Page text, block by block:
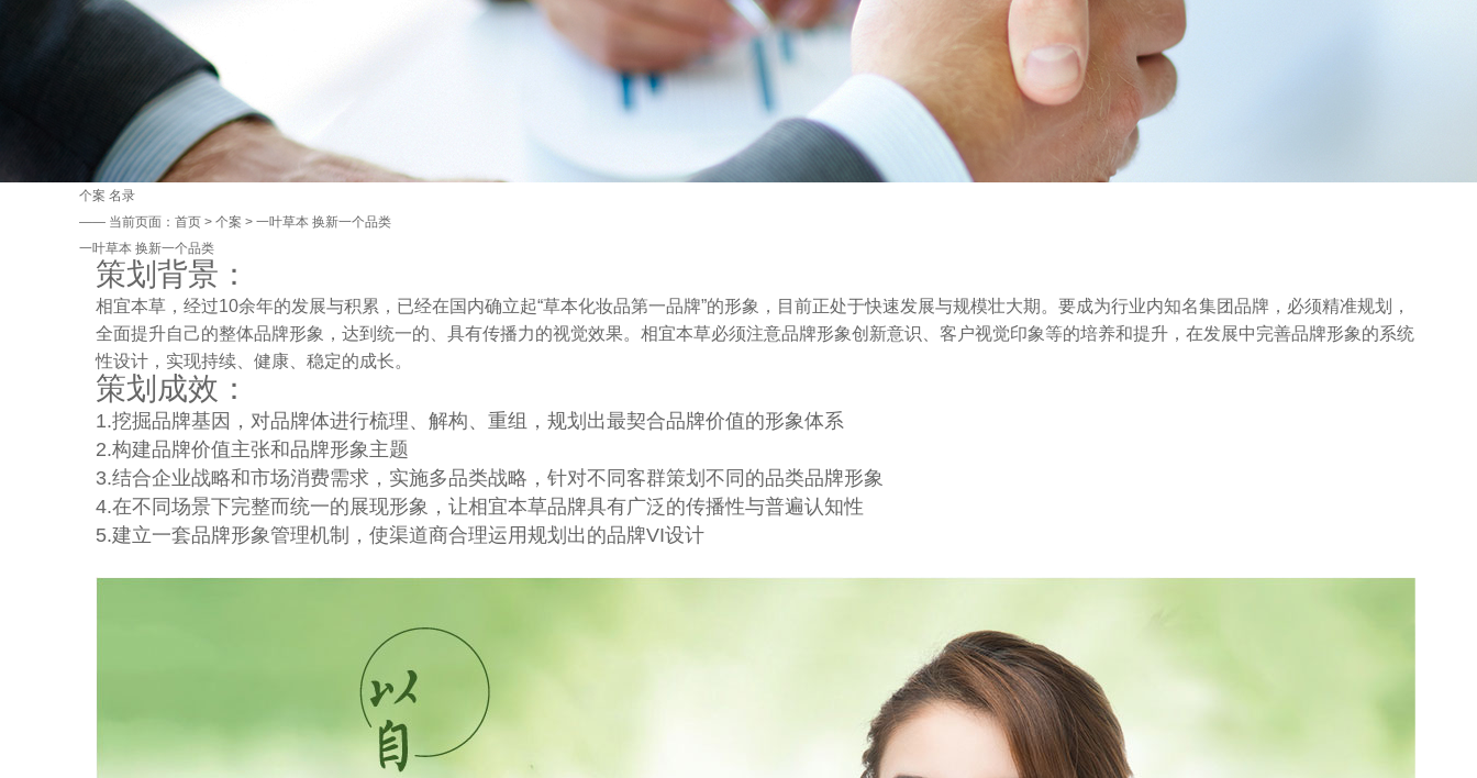
个案 名录
—— 当前页面： 首页 > 个案 > 一叶草本 换新一个品类
一叶草本 换新一个品类
策划背景：
相宜本草，经过10余年的发展与积累，已经在国内确立起“草本化妆品第一品牌”的形象，目前正处于快速发展与规模壮大期。要成为行业内知名集团品牌，必须精准规划，
全面提升自己的整体品牌形象，达到统一的、具有传播力的视觉效果。相宜本草必须注意品牌形象创新意识、客户视觉印象等的培养和提升，在发展中完善品牌形象的系统
性设计，实现持续、健康、稳定的成长。
策划成效：
1.挖掘品牌基因，对品牌体进行梳理、解构、重组，规划出最契合品牌价值的形象体系
2.构建品牌价值主张和品牌形象主题
3.结合企业战略和市场消费需求，实施多品类战略，针对不同客群策划不同的品类品牌形象
4.在不同场景下完整而统一的展现形象，让相宜本草品牌具有广泛的传播性与普遍认知性
5.建立一套品牌形象管理机制，使渠道商合理运用规划出的品牌VI设计